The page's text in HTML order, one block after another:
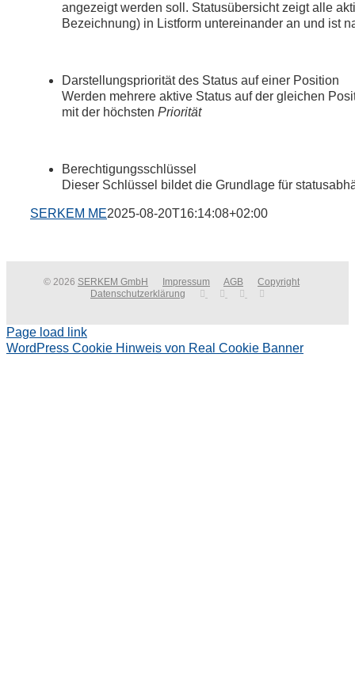
angezeigt werden soll. Statusübersicht zeigt alle
Bezeichnung) in Listform untereinander an und ist
Darstellungspriorität des Status auf einer Position
Werden mehrere aktive Status auf der gleichen
mit der höchsten Priorität
Berechtigungsschlüssel
Dieser Schlüssel bildet die Grundlage für
SERKEM ME2025-08-20T16:14:08+02:00
© 2026 SERKEM GmbH Impressum AGB
Copyright
Datenschutzerklärung
Page load link
WordPress Cookie Hinweis von Real Cookie Banner